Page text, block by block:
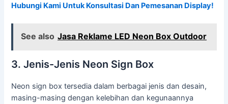
Hubungi Kami Untuk Konsultasi Dan Pemesanan Display!
See also Jasa Reklame LED Neon Box Outdoor
3. Jenis-Jenis Neon Sign Box
Neon sign box tersedia dalam berbagai jenis dan desain,
masing-masing dengan kelebihan dan kegunaannya